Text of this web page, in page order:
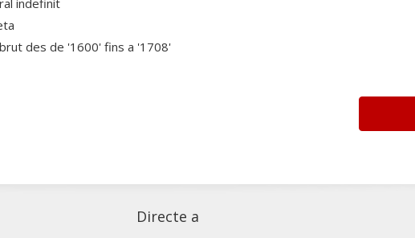
indefinit
des de '1600' fins a '1708'
Directe a